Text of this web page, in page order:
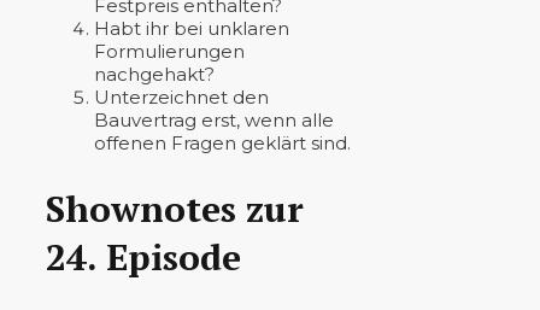
Festpreis enthalten?
Habt ihr bei unklaren
Formulierungen
nachgehakt?
Unterzeichnet den
Bauvertrag erst, wenn alle
offenen Fragen geklärt sind.
Shownotes zur
24. Episode